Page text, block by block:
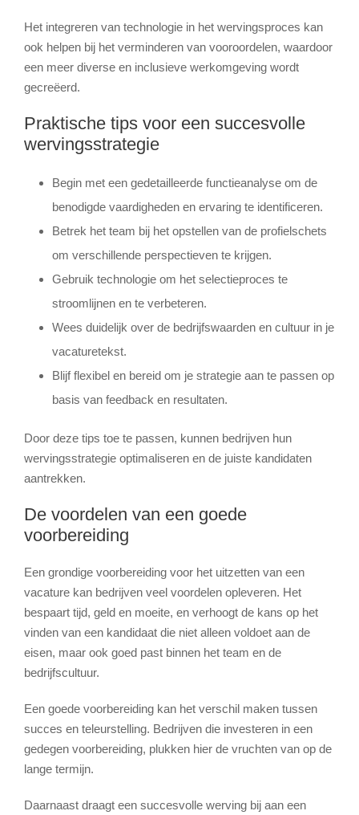
Het integreren van technologie in het wervingsproces kan
ook helpen bij het verminderen van vooroordelen, waardoor
een meer diverse en inclusieve werkomgeving wordt
gecreëerd.
Praktische tips voor een succesvolle
wervingsstrategie
Begin met een gedetailleerde functieanalyse om de
benodigde vaardigheden en ervaring te identificeren.
Betrek het team bij het opstellen van de profielschets
om verschillende perspectieven te krijgen.
Gebruik technologie om het selectieproces te
stroomlijnen en te verbeteren.
Wees duidelijk over de bedrijfswaarden en cultuur in je
vacaturetekst.
Blijf flexibel en bereid om je strategie aan te passen op
basis van feedback en resultaten.
Door deze tips toe te passen, kunnen bedrijven hun
wervingsstrategie optimaliseren en de juiste kandidaten
aantrekken.
De voordelen van een goede
voorbereiding
Een grondige voorbereiding voor het uitzetten van een
vacature kan bedrijven veel voordelen opleveren. Het
bespaart tijd, geld en moeite, en verhoogt de kans op het
vinden van een kandidaat die niet alleen voldoet aan de
eisen, maar ook goed past binnen het team en de
bedrijfscultuur.
Een goede voorbereiding kan het verschil maken tussen
succes en teleurstelling. Bedrijven die investeren in een
gedegen voorbereiding, plukken hier de vruchten van op de
lange termijn.
Daarnaast draagt een succesvolle werving bij aan een